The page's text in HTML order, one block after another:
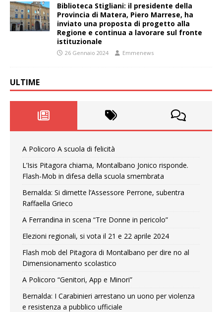
Biblioteca Stigliani: il presidente della
Provincia di Matera, Piero Marrese, ha
inviato una proposta di progetto alla
Regione e continua a lavorare sul fronte
istituzionale
26 Gennaio 2024 Emmenews
ULTIME
A Policoro A scuola di felicità
L’Isis Pitagora chiama, Montalbano Jonico risponde.
Flash-Mob in difesa della scuola smembrata
Bernalda: Si dimette l’Assessore Perrone, subentra
Raffaella Grieco
A Ferrandina in scena “Tre Donne in pericolo”
Elezioni regionali, si vota il 21 e 22 aprile 2024
Flash mob del Pitagora di Montalbano per dire no al
Dimensionamento scolastico
A Policoro “Genitori, App e Minori”
Bernalda: I Carabinieri arrestano un uono per violenza
e resistenza a pubblico ufficiale